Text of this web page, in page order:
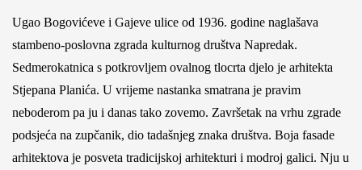
Ugao Bogovićeve i Gajeve ulice od 1936. godine naglašava
stambeno-poslovna zgrada kulturnog društva Napredak.
Sedmerokatnica s potkrovljem ovalnog tlocrta djelo je arhitekta
Stjepana Planića. U vrijeme nastanka smatrana je pravim
neboderom pa ju i danas tako zovemo. Završetak na vrhu zgrade
podsjeća na zupčanik, dio tadašnjeg znaka društva. Boja fasade
arhitektova je posveta tradicijskoj arhitekturi i modroj galici. Nju u